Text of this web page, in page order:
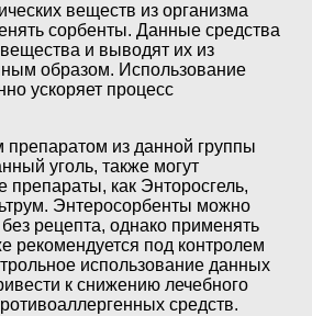
веществ из организма
сорбенты. Данные средства
и выводят их из
образом. Использование
ускоряет процесс
из данной группы
уголь, также могут
препараты, как Энторосгель,
Энтеросорбенты можно
рецепта, однако применять
рекомендуется под контролем
использование данных
к снижению лечебного
средств.